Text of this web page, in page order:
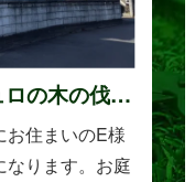
の木の伐採
お住まいのE様
なります。お庭